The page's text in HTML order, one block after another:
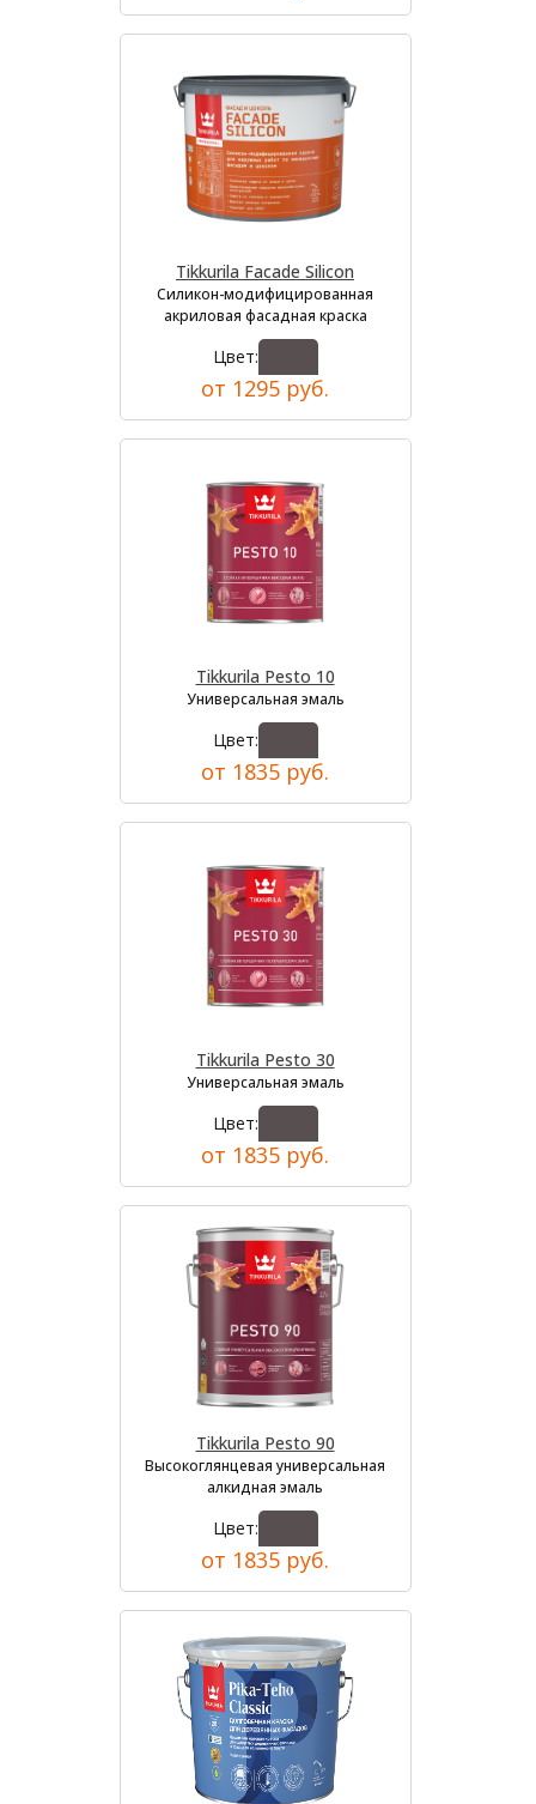
Tikkurila Facade Silicon
Силикон-модифицированная
акриловая фасадная краска
Цвет:
от 1295 руб.
Tikkurila Pesto 10
Универсальная эмаль
Цвет:
от 1835 руб.
Tikkurila Pesto 30
Универсальная эмаль
Цвет:
от 1835 руб.
Tikkurila Pesto 90
Высокоглянцевая универсальная
алкидная эмаль
Цвет:
от 1835 руб.